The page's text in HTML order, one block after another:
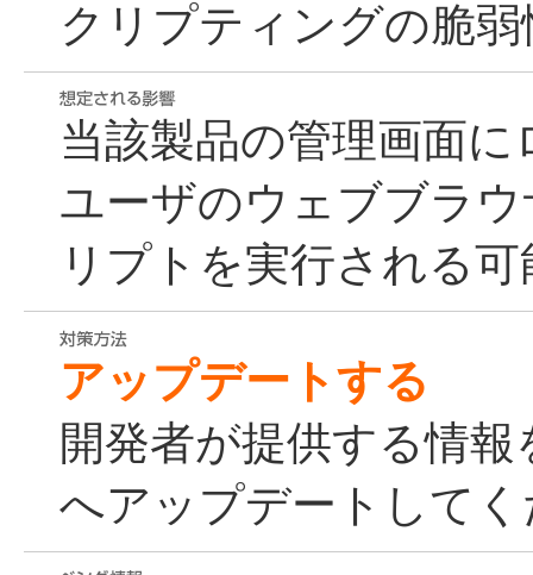
クリプティングの脆
当該製品の管理画面
ユーザのウェブブラ
リプトを実行される
アップデートする
開発者が提供する情
へアップデートして